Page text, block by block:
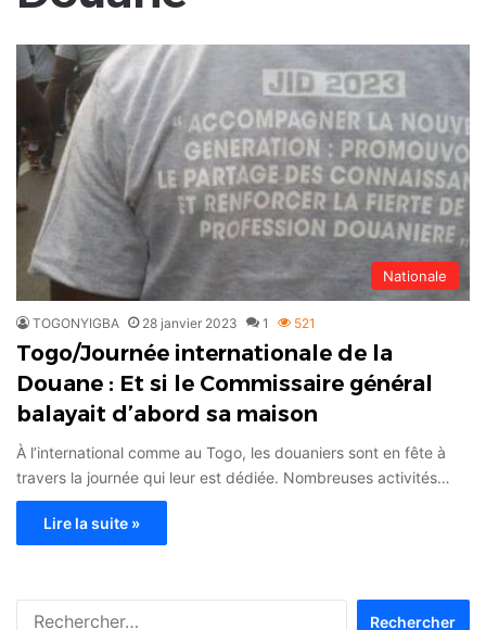
Nationale
TOGONYIGBA 28 janvier 2023 1 521
Togo/Journée internationale de la
Douane : Et si le Commissaire général
balayait d’abord sa maison
À l’international comme au Togo, les douaniers sont en fête à
travers la journée qui leur est dédiée. Nombreuses activités…
Lire la suite »